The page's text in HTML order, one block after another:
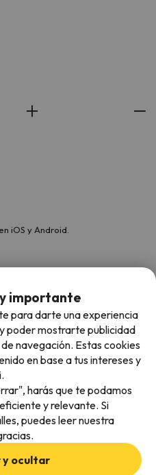
iOS y Android.
importante
para darte una experiencia
poder mostrarte publicidad
navegación. Estas cookies
en base a tus intereses y
harás que te podamos
y relevante. Si
puedes leer nuestra
ocultar